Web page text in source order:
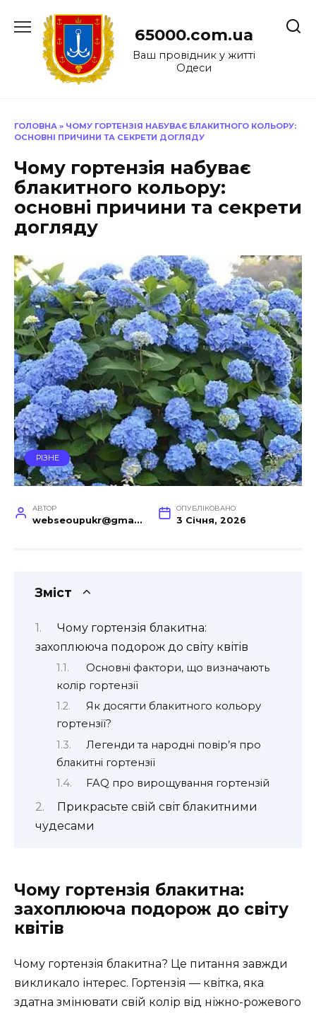
до
65000.com.ua
Ваш провідник у житті
Одеси
ГОЛОВНА » ЧОМУ ГОРТЕНЗІЯ НАБУВАЄ БЛАКИТНОГО КОЛЬОРУ:
ОСНОВНІ ПРИЧИНИ ТА СЕКРЕТИ ДОГЛЯДУ
Чому гортензія набуває
блакитного кольору:
основні причини та секрети
догляду
РІЗНЕ
АВТОР
webseoupukr@gmail.com
ОПУБЛІКОВАНО
3 Січня, 2026
Зміст
Чому гортензія блакитна:
захоплююча подорож до світу квітів
Основні фактори, що визначають
колір гортензії
Як досягти блакитного кольору
гортензії?
Легенди та народні повір’я про
блакитні гортензії
FAQ про вирощування гортензій
Прикрасьте свій світ блакитними
чудесами
Чому гортензія блакитна:
захоплююча подорож до світу
квітів
Чому гортензія блакитна? Це питання завжди
викликало інтерес. Гортензія — квітка, яка
здатна змінювати свій колір від ніжно-рожевого